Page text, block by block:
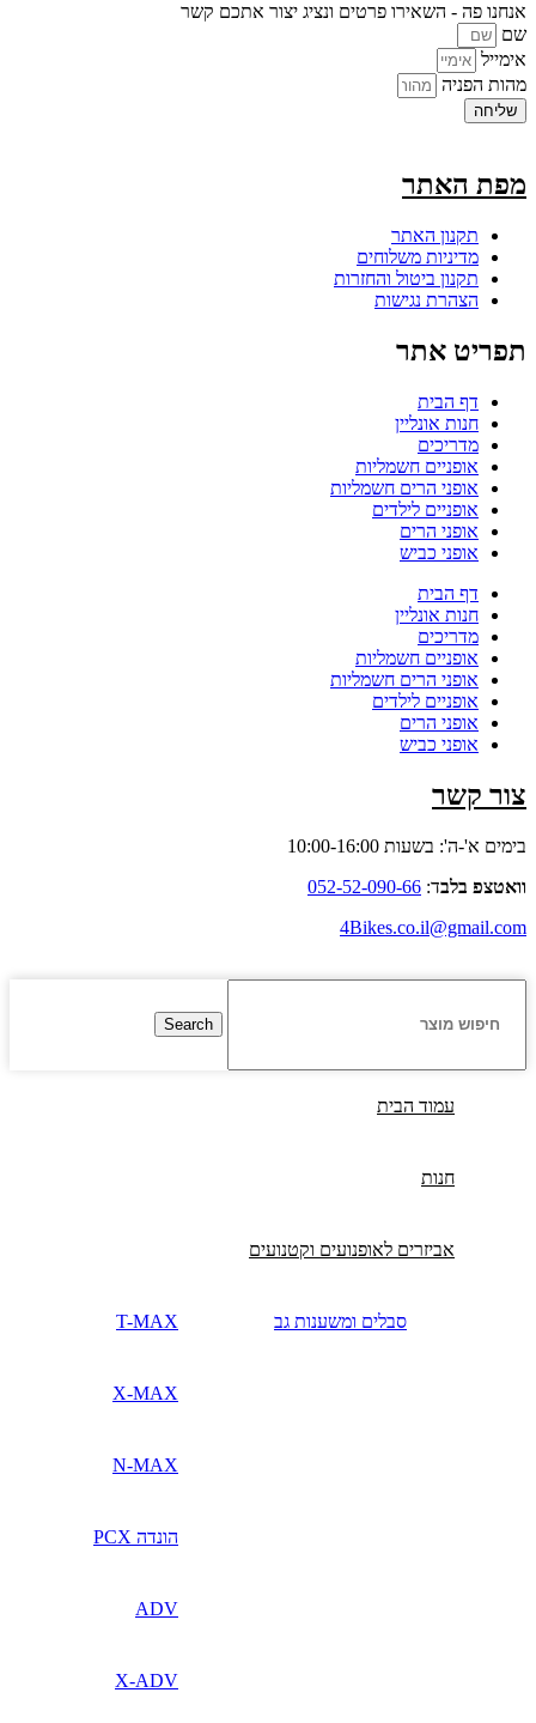
אנחנו פה - השאירו פרטים ונציג יצור אתכם קשר
שם
אימייל
מהות הפניה
שליחה
מפת האתר
תקנון האתר
מדיניות משלוחים
תקנון ביטול והחזרות
הצהרת נגישות
תפריט אתר
דף הבית
חנות אונליין
מדריכים
אופניים חשמליות
אופני הרים חשמליות
אופניים לילדים
אופני הרים
אופני כביש
דף הבית
חנות אונליין
מדריכים
אופניים חשמליות
אופני הרים חשמליות
אופניים לילדים
אופני הרים
אופני כביש
צור קשר
בימים א'-ה': בשעות 10:00-16:00
וואטצפ בלבד: 052-52-090-66
4Bikes.co.il@gmail.com
Search
עמוד הבית
חנות
אביזרים לאופנועים וקטנועים
סבלים ומשענות גב T-MAX
X-MAX
N-MAX
הונדה PCX
ADV
X-ADV